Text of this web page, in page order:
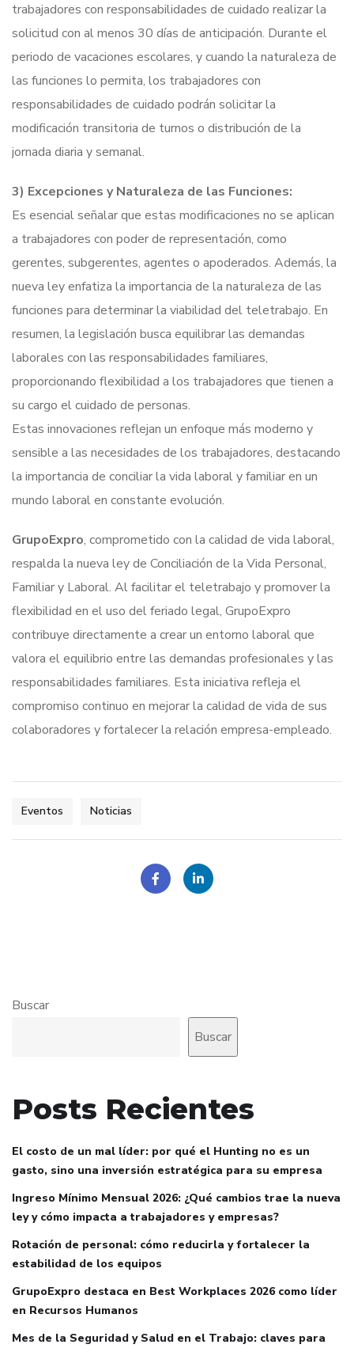
trabajadores con responsabilidades de cuidado realizar la
solicitud con al menos 30 días de anticipación. Durante el
periodo de vacaciones escolares, y cuando la naturaleza de
las funciones lo permita, los trabajadores con
responsabilidades de cuidado podrán solicitar la
modificación transitoria de turnos o distribución de la
jornada diaria y semanal.
3) Excepciones y Naturaleza de las Funciones:
Es esencial señalar que estas modificaciones no se aplican
a trabajadores con poder de representación, como
gerentes, subgerentes, agentes o apoderados. Además, la
nueva ley enfatiza la importancia de la naturaleza de las
funciones para determinar la viabilidad del teletrabajo. En
resumen, la legislación busca equilibrar las demandas
laborales con las responsabilidades familiares,
proporcionando flexibilidad a los trabajadores que tienen a
su cargo el cuidado de personas.
Estas innovaciones reflejan un enfoque más moderno y
sensible a las necesidades de los trabajadores, destacando
la importancia de conciliar la vida laboral y familiar en un
mundo laboral en constante evolución.
GrupoExpro, comprometido con la calidad de vida laboral,
respalda la nueva ley de Conciliación de la Vida Personal,
Familiar y Laboral. Al facilitar el teletrabajo y promover la
flexibilidad en el uso del feriado legal, GrupoExpro
contribuye directamente a crear un entorno laboral que
valora el equilibrio entre las demandas profesionales y las
responsabilidades familiares. Esta iniciativa refleja el
compromiso continuo en mejorar la calidad de vida de sus
colaboradores y fortalecer la relación empresa-empleado.
Eventos Noticias
Buscar
Buscar
Posts Recientes
El costo de un mal líder: por qué el Hunting no es un
gasto, sino una inversión estratégica para su empresa
Ingreso Mínimo Mensual 2026: ¿Qué cambios trae la nueva
ley y cómo impacta a trabajadores y empresas?
Rotación de personal: cómo reducirla y fortalecer la
estabilidad de los equipos
GrupoExpro destaca en Best Workplaces 2026 como líder
en Recursos Humanos
Mes de la Seguridad y Salud en el Trabajo: claves para